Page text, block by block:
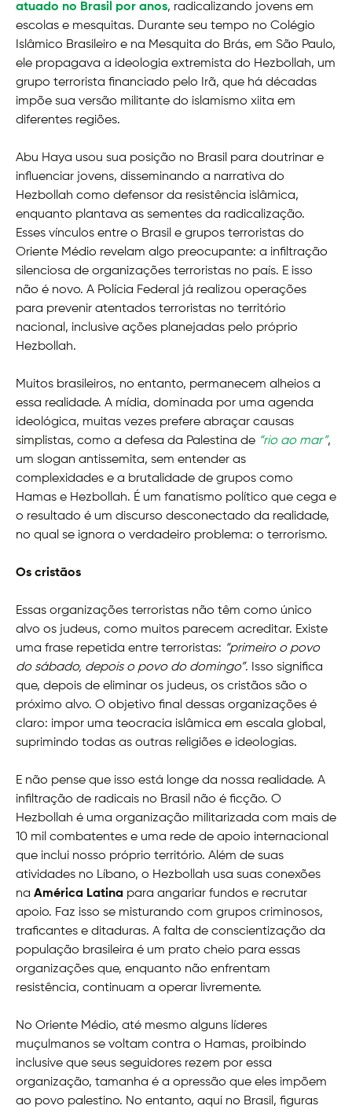
atuado no Brasil por anos, radicalizando jovens em
escolas e mesquitas. Durante seu tempo no Colégio
Islâmico Brasileiro e na Mesquita do Brás, em São Paulo,
ele propagava a ideologia extremista do Hezbollah, um
grupo terrorista financiado pelo Irã, que há décadas
impõe sua versão militante do islamismo xiita em
diferentes regiões.
Abu Haya usou sua posição no Brasil para doutrinar e
influenciar jovens, disseminando a narrativa do
Hezbollah como defensor da resistência islâmica,
enquanto plantava as sementes da radicalização.
Esses vínculos entre o Brasil e grupos terroristas do
Oriente Médio revelam algo preocupante: a infiltração
silenciosa de organizações terroristas no país. E isso
não é novo. A Polícia Federal já realizou operações
para prevenir atentados terroristas no território
nacional, inclusive ações planejadas pelo próprio
Hezbollah.
Muitos brasileiros, no entanto, permanecem alheios a
essa realidade. A mídia, dominada por uma agenda
ideológica, muitas vezes prefere abraçar causas
simplistas, como a defesa da Palestina de “rio ao mar”,
um slogan antissemita, sem entender as
complexidades e a brutalidade de grupos como
Hamas e Hezbollah. É um fanatismo político que cega e
o resultado é um discurso desconectado da realidade,
no qual se ignora o verdadeiro problema: o terrorismo.
Os cristãos
Essas organizações terroristas não têm como único
alvo os judeus, como muitos parecem acreditar. Existe
uma frase repetida entre terroristas: “primeiro o povo
do sábado, depois o povo do domingo”. Isso significa
que, depois de eliminar os judeus, os cristãos são o
próximo alvo. O objetivo final dessas organizações é
claro: impor uma teocracia islâmica em escala global,
suprimindo todas as outras religiões e ideologias.
E não pense que isso está longe da nossa realidade. A
infiltração de radicais no Brasil não é ficção. O
Hezbollah é uma organização militarizada com mais de
10 mil combatentes e uma rede de apoio internacional
que inclui nosso próprio território. Além de suas
atividades no Líbano, o Hezbollah usa suas conexões
na América Latina para angariar fundos e recrutar
apoio. Faz isso se misturando com grupos criminosos,
traficantes e ditaduras. A falta de conscientização da
população brasileira é um prato cheio para essas
organizações que, enquanto não enfrentam
resistência, continuam a operar livremente.
No Oriente Médio, até mesmo alguns líderes
muçulmanos se voltam contra o Hamas, proibindo
inclusive que seus seguidores rezem por essa
organização, tamanha é a opressão que eles impõem
ao povo palestino. No entanto, aqui no Brasil, figuras